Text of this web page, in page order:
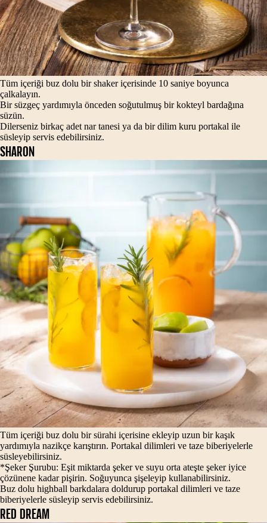
Tüm içeriği buz dolu bir shaker içerisinde 10 saniye boyunca
çalkalayın.
Bir süzgeç yardımıyla önceden soğutulmuş bir kokteyl bardağına
süzün.
Dilerseniz birkaç adet nar tanesi ya da bir dilim kuru portakal ile
süsleyip servis edebilirsiniz.
SHARON
Tüm içeriği buz dolu bir sürahi içerisine ekleyip uzun bir kaşık
yardımıyla nazikçe karıştırın. Portakal dilimleri ve taze biberiyelerle
süsleyebilirsiniz.
*Şeker Şurubu: Eşit miktarda şeker ve suyu orta ateşte şeker iyice
çözünene kadar pişirin. Soğuyunca şişeleyip kullanabilirsiniz.
Buz dolu highball barkdalara doldurup portakal dilimleri ve taze
biberiyelerle süsleyip servis edebilirsiniz.
RED DREAM